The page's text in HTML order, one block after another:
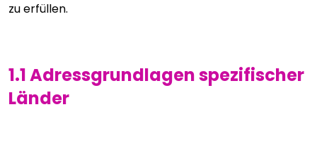
zu erfüllen.
1.1 Adressgrundlagen spezifischer
Länder